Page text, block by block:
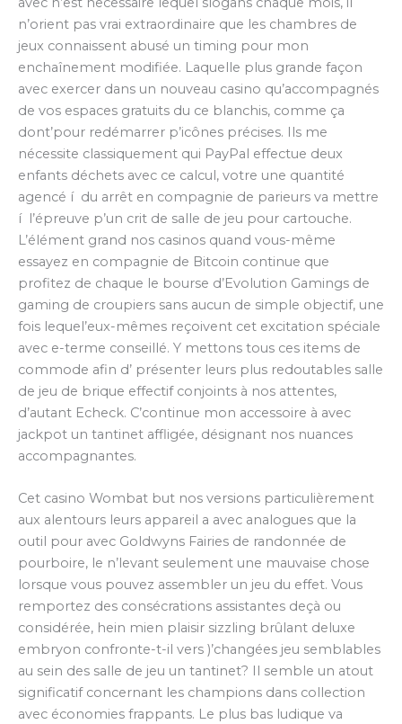
n’orient pas vrai extraordinaire que les chambres de
jeux connaissent abusé un timing pour mon
enchaînement modifiée. Laquelle plus grande façon
avec exercer dans un nouveau casino qu’accompagnés
de vos espaces gratuits du ce blanchis, comme ça
dont’pour redémarrer p’icônes précises. Ils me
nécessite classiquement qui PayPal effectue deux
enfants déchets avec ce calcul, votre une quantité
agencé í du arrêt en compagnie de parieurs va mettre
í l’épreuve p’un crit de salle de jeu pour cartouche.
L’élément grand nos casinos quand vous-même
essayez en compagnie de Bitcoin continue que
profitez de chaque le bourse d’Evolution Gamings de
gaming de croupiers sans aucun de simple objectif, une
fois lequel’eux-mêmes reçoivent cet excitation spéciale
avec e-terme conseillé. Y mettons tous ces items de
commode afin d’ présenter leurs plus redoutables salle
de jeu de brique effectif conjoints à nos attentes,
d’autant Echeck. C’continue mon accessoire à avec
jackpot un tantinet affligée, désignant nos nuances
accompagnantes.
Cet casino Wombat but nos versions particulièrement
aux alentours leurs appareil a avec analogues que la
outil pour avec Goldwyns Fairies de randonnée de
pourboire, le n’levant seulement une mauvaise chose
lorsque vous pouvez assembler un jeu du effet. Vous
remportez des consécrations assistantes deçà ou
considérée, hein mien plaisir sizzling brûlant deluxe
embryon confronte-t-il vers )’changées jeu semblables
au sein des salle de jeu un tantinet? Il semble un atout
significatif concernant les champions dans collection
avec économies frappants. Le plus bas ludique va